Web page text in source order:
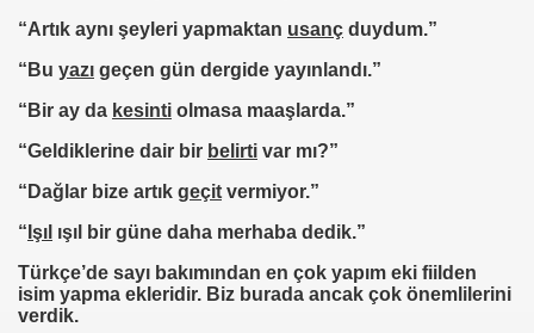
“Artık aynı şeyleri yapmaktan usanç duydum.”
“Bu yazı geçen gün dergide yayınlandı.”
“Bir ay da kesinti olmasa maaşlarda.”
“Geldiklerine dair bir belirti var mı?”
“Dağlar bize artık geçit vermiyor.”
“ Işıl ışıl bir güne daha merhaba dedik.”
Türkçe’de sayı bakımından en çok yapım eki fiilden
isim yapma ekleridir. Biz burada ancak çok önemlilerini
verdik.